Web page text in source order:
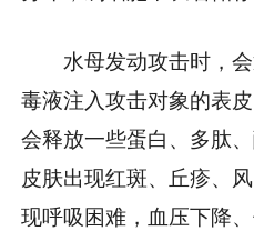
水母发动攻击时，
毒液注入攻击对象的表
会释放一些蛋白、多肽
皮肤出现红斑、丘疹、
现呼吸困难，血压下降